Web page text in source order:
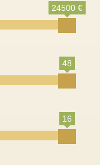
24500 €
48
16